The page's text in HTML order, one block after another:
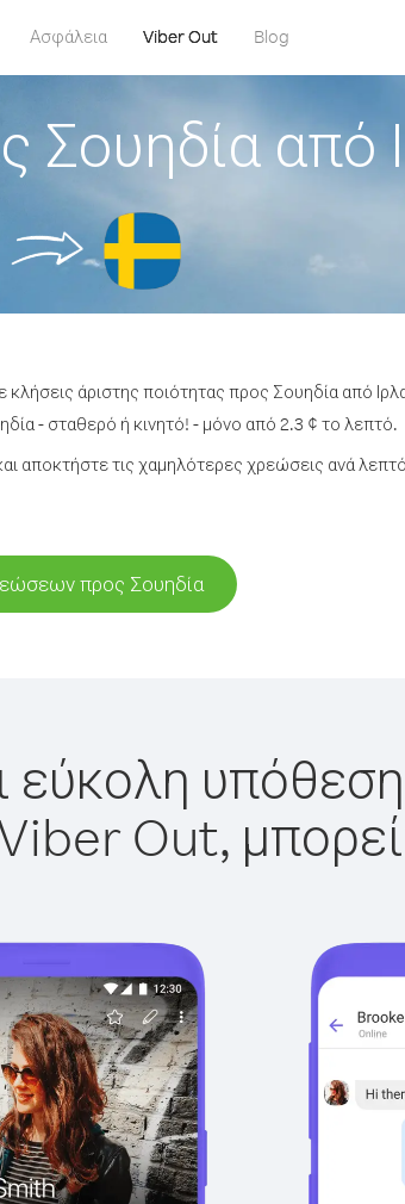
Ασφάλεια Viber Out Blog
από
άριστης ποιότητας προς Σουηδία από
- σταθερό ή κινητό! - μόνο από 2.3 ¢ το λεπτό.
αποκτήστε τις χαμηλότερες χρεώσεις ανά
προς Σουηδία
εύκολη
Out,